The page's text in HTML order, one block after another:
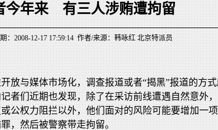
今年来 有三人涉贿遭拘留
：2008-12-17 17:59:14 作者/来源：韩咏红 北京特派员
放与媒体市场化，调查报道或者“揭黑”报道的方
者们近期也发现，除了在采访前线遭遇自然意外
公权力阻拦以外，他们面对的风险可能要增加一项
，然后被警察带走拘留。